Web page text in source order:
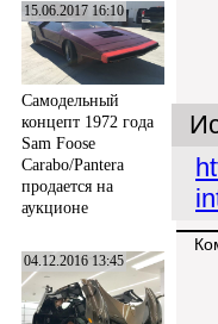
15.06.2017 16:10
Самодельный
концепт 1972 года
Sam Foose
Carabo/Pantera
продается на
аукционе
04.12.2016 13:45